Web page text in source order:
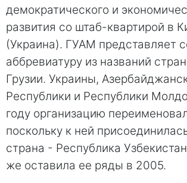
демократического и
развития со штаб-квартирой в
(Украина). ГУАМ представляет
аббревиатуру из названий
Грузии. Украины,
Республики и Республики
году организацию
поскольку к ней
страна - Республика
же оставила ее ряды в 2005.